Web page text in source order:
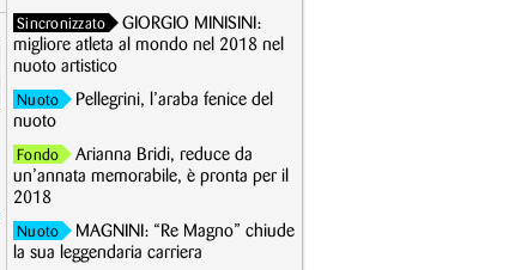
Sincronizzato
GIORGIO MINISINI:
migliore atleta al mondo nel 2018 nel
nuoto artistico
Nuoto
Pellegrini, l’araba fenice del
nuoto
Fondo
Arianna Bridi, reduce da
un’annata memorabile, è pronta per il
2018
Nuoto
MAGNINI: “Re Magno” chiude
la sua leggendaria carriera